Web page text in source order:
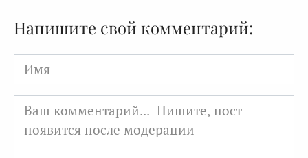
Напишите свой комментарий:
Имя